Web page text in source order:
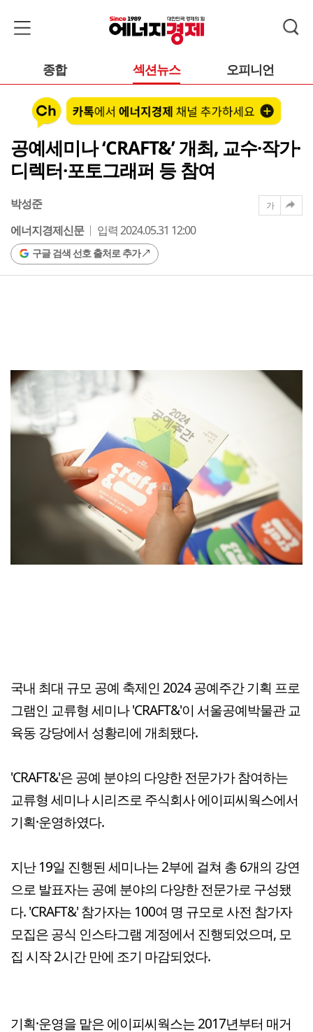
종합 섹션뉴스 오피니언
공예세미나 ‘CRAFT&’ 개최, 교수·작가·
디렉터·포토그래퍼 등 참여
박성준
에너지경제신문
입력 2024.05.31 12:00
구글 검색 선호 출처로 추가
가
국내 최대 규모 공예 축제인 2024 공예주간 기획 프로
그램인 교류형 세미나 'CRAFT&'이 서울공예박물관 교
육동 강당에서 성황리에 개최됐다.
'CRAFT&'은 공예 분야의 다양한 전문가가 참여하는
교류형 세미나 시리즈로 주식회사 에이피씨웍스에서
기획·운영하였다.
지난 19일 진행된 세미나는 2부에 걸쳐 총 6개의 강연
으로 발표자는 공예 분야의 다양한 전문가로 구성됐
다. 'CRAFT&' 참가자는 100여 명 규모로 사전 참가자
모집은 공식 인스타그램 계정에서 진행되었으며, 모
집 시작 2시간 만에 조기 마감되었다.
기획·운영을 맡은 에이피씨웍스는 2017년부터 매거